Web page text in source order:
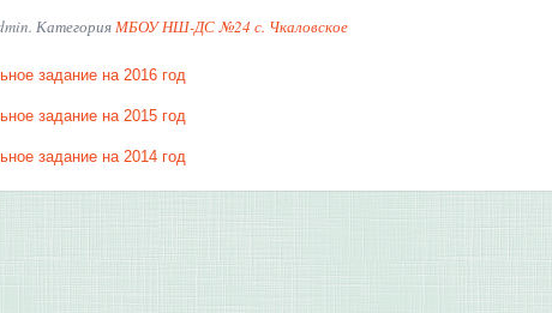
КатегорияМБОУ НШ-ДС №24 с. Чкаловское
задание на 2016 год
задание на 2015 год
задание на 2014 год